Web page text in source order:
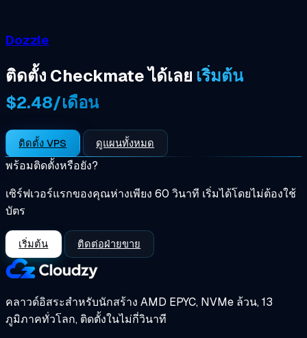
Dozzle
ติดตั้ง Checkmate ได้เลย เริ่มต้น
$2.48/เดือน
ติดตั้ง VPS ดูแผนทั้งหมด
พร้อมติดตั้งหรือยัง?
เซิร์ฟเวอร์แรกของคุณห่างเพียง 60 วินาที เริ่มได้โดยไม่ต้องใช้
บัตร
เริ่มต้น ติดต่อฝ่ายขาย
คลาวด์อิสระสำหรับนักสร้าง AMD EPYC, NVMe ล้วน, 13
ภูมิภาคทั่วโลก, ติดตั้งในไม่กี่วินาที